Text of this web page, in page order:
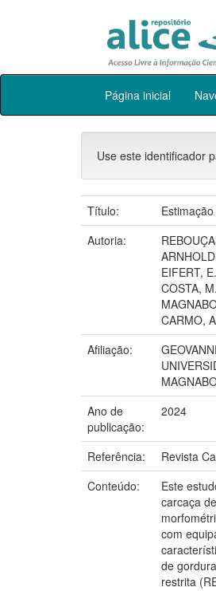
Skip
Página inicial
Use este identificador
Título:
Autoria:
EIFERT,
COSTA,
CARMO,
Afiliação:
Ano de
publicação:
2024
Referência:
Revista
Conteúdo:
Este
carcaça
com
de
restrita